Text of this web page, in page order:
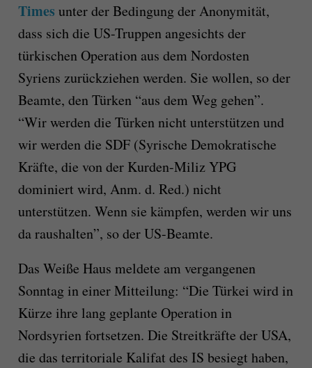
Times unter der Bedingung der Anonymität,
dass sich die US-Truppen angesichts der
türkischen Operation aus dem Nordosten
Syriens zurückziehen werden. Sie wollen, so der
Beamte, den Türken “aus dem Weg gehen”.
“Wir werden die Türken nicht unterstützen und
wir werden die SDF (Syrische Demokratische
Kräfte, die von der Kurden-Miliz YPG
dominiert wird, Anm. d. Red.) nicht
unterstützen. Wenn sie kämpfen, werden wir uns
da raushalten”, so der US-Beamte.
Das Weiße Haus meldete am vergangenen
Sonntag in einer Mitteilung: “Die Türkei wird in
Kürze ihre lang geplante Operation in
Nordsyrien fortsetzen. Die Streitkräfte der USA,
die das territoriale Kalifat des IS besiegt haben,